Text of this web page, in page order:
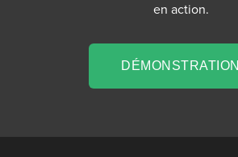
en action.
DÉMONSTRATION